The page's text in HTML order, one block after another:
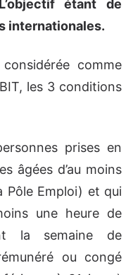
L’objectif étant de
internationales.
comme
les 3 conditions
prises en
âgées d’au moins
Pôle Emploi) et qui
une heure de
la semaine de
ou congé